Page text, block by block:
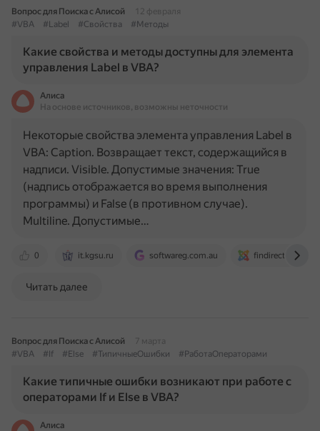
Вопрос для Поиска с Алисой
12 февраля
#VBA
#Label #Свойства #Методы
Какие свойства и методы доступны для элемента
управления Label в VBA?
Алиса
На основе источников, возможны неточности
0 it.kgsu.ru softwareg.com.au findirector.com
Некоторые свойства элемента управления Label в
VBA: Caption. Возвращает текст, содержащийся в
надписи. Visible. Допустимые значения: True
(надпись отображается во время выполнения
программы) и False (в противном случае).
Multiline. Допустимые…
Читать далее
Вопрос для Поиска с Алисой
7 марта
#VBA
#If #Else #ТипичныеОшибки #РаботаОператорами
Какие типичные ошибки возникают при работе с
операторами If и Else в VBA?
Алиса